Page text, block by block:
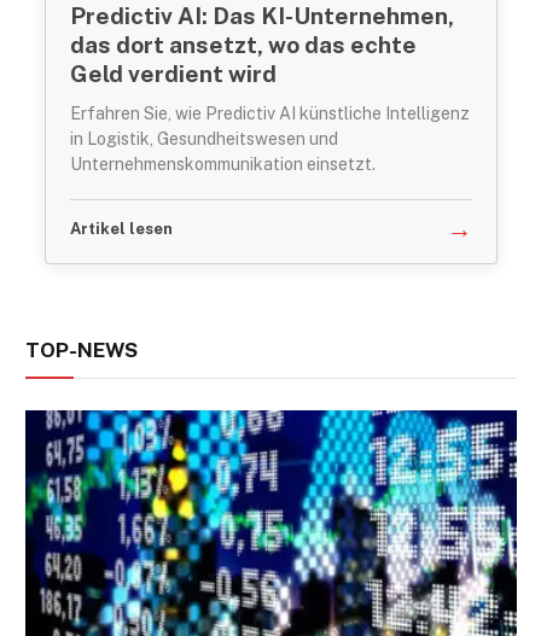
Predictiv AI: Das KI-Unternehmen,
das dort ansetzt, wo das echte
Geld verdient wird
Erfahren Sie, wie Predictiv AI künstliche Intelligenz
in Logistik, Gesundheitswesen und
Unternehmenskommunikation einsetzt.
Artikel lesen →
TOP-NEWS